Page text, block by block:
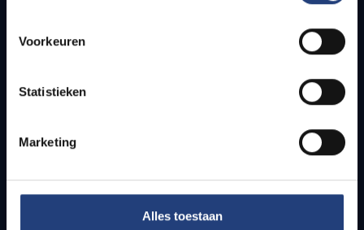
Voorkeuren
Statistieken
Marketing
Alles toestaan
Bereikbaarheid